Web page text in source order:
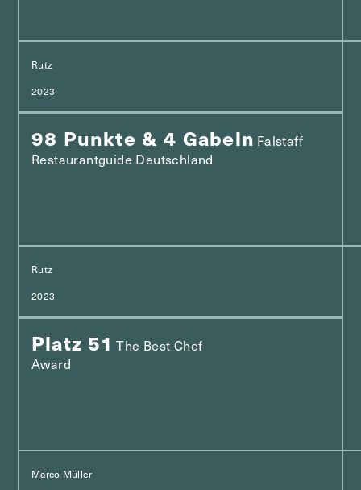
Rutz
2023
98 Punkte & 4 Gabeln Falstaff
Restaurantguide Deutschland
Rutz
2023
Platz 51 The Best Chef
Award
Marco Müller